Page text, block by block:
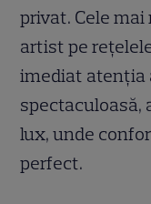
privat. Cele
artist pe
imediat atenția
spectaculoasă,
lux, unde
perfect.